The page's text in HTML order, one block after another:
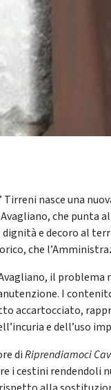
Tirreni nasce una
che punta
e decoro al
che
il problema
I
accartocciato,
e dell’uso
diRiprendiamoci
i cestini rendendoli